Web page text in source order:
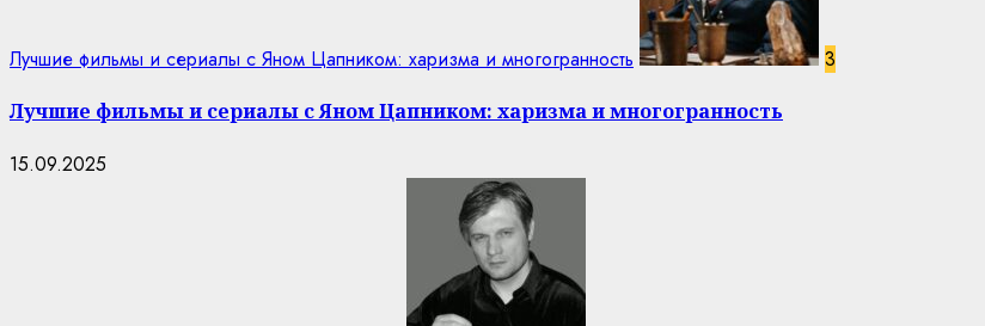
Лучшие фильмы и сериалы с Яном Цапником: харизма и многогранность 3
Лучшие фильмы и сериалы с Яном Цапником: харизма и многогранность
15.09.2025